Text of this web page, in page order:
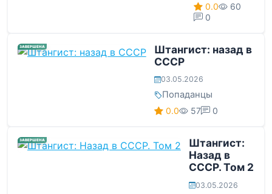
0.0
60
0
ЗАВЕРШЕНА
Штангист: назад в
СССР
03.05.2026
Попаданцы
0.0 57 0
ЗАВЕРШЕНА
Штангист:
Назад в
СССР. Том 2
03.05.2026